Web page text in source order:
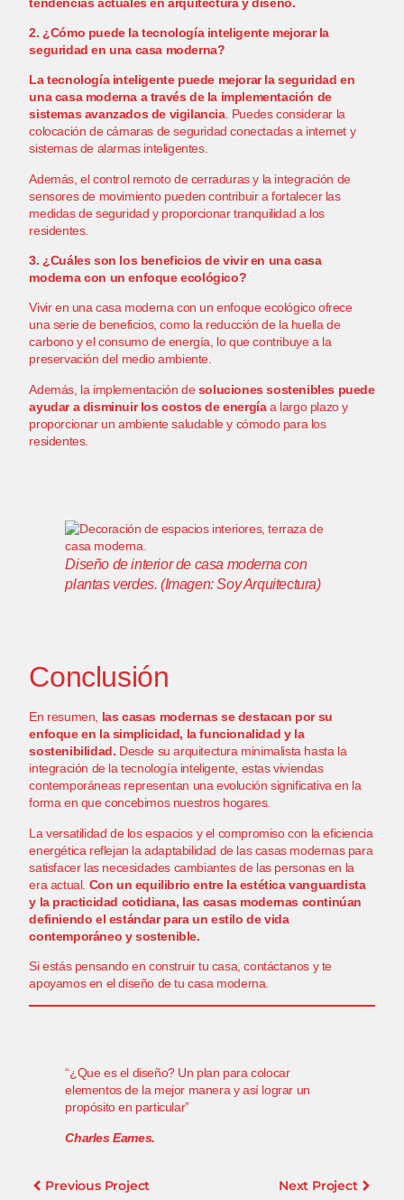
2. ¿Cómo puede la tecnología inteligente mejorar la
seguridad en una casa moderna?
La tecnología inteligente puede mejorar la seguridad en
una casa moderna a través de la implementación de
sistemas avanzados de vigilancia. Puedes considerar la
colocación de cámaras de seguridad conectadas a internet y
sistemas de alarmas inteligentes.
Además, el control remoto de cerraduras y la integración de
sensores de movimiento pueden contribuir a fortalecer las
medidas de seguridad y proporcionar tranquilidad a los
residentes.
3. ¿Cuáles son los beneficios de vivir en una casa
moderna con un enfoque ecológico?
Vivir en una casa moderna con un enfoque ecológico ofrece
una serie de beneficios, como la reducción de la huella de
carbono y el consumo de energía, lo que contribuye a la
preservación del medio ambiente.
Además, la implementación desoluciones sostenibles puede
ayudar a disminuir los costos de energíaa largo plazo y
proporcionar un ambiente saludable y cómodo para los
residentes.
Diseño de interior de casa moderna con
plantas verdes. (Imagen: Soy Arquitectura)
Conclusión
En resumen, las casas modernas se destacan por su
enfoque en la simplicidad, la funcionalidad y la
sostenibilidad. Desde su arquitectura minimalista hasta la
integración de la tecnología inteligente, estas viviendas
contemporáneas representan una evolución significativa en la
forma en que concebimos nuestros hogares.
La versatilidad de los espacios y el compromiso con la eficiencia
energética reflejan la adaptabilidad de las casas modernas para
satisfacer las necesidades cambiantes de las personas en la
era actual. Con un equilibrio entre la estética vanguardista
y la practicidad cotidiana, las casas modernas continúan
definiendo el estándar para un estilo de vida
contemporáneo y sostenible.
Si estás pensando en construir tu casa,contáctanos y te
apoyamos en el diseño de tu casa moderna.
“¿Que es el diseño? Un plan para colocar
elementos de la mejor manera y así lograr un
propósito en particular”
Charles Eames.
Previous Project Next Project